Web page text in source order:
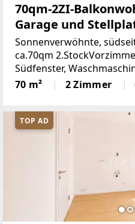
70qm-2ZI-
Garage und
Sonnenverwöhnte,
ca.70qm
Südfenster,
südseitig,
Gaszentralheizung,
NordenDie Anlage verfügt
70 m² 2 Zimmer
TOP AD